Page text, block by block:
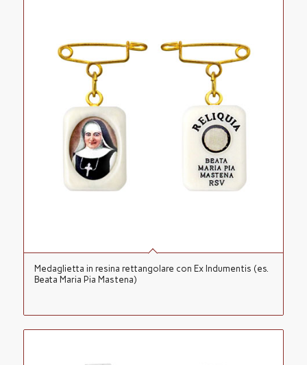
Medaglietta in resina rettangolare con Ex Indumentis (es.
Beata Maria Pia Mastena)